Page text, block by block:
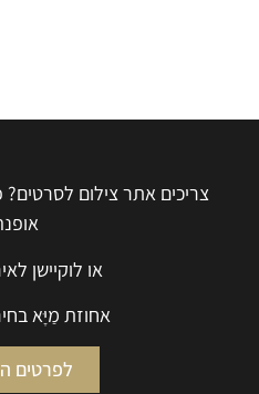
צריכים אתר צילום לסרטים?
או לוקיישן
אחוזת מַיָּא
לפרטים